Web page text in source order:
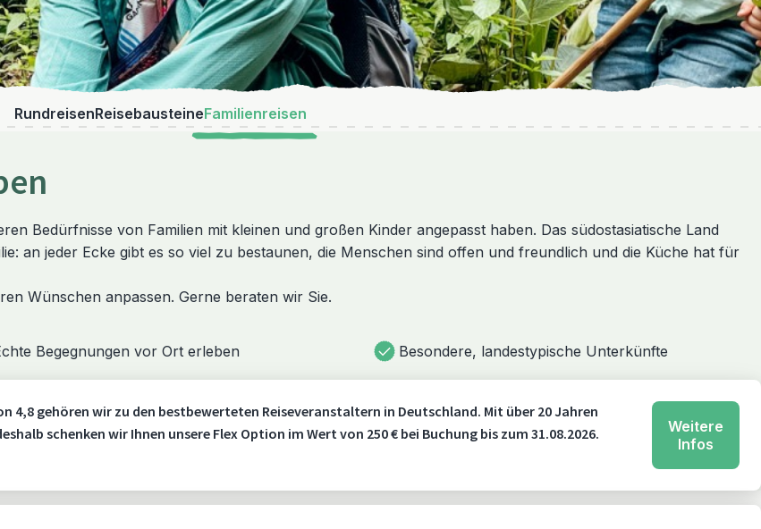
RundreisenReisebausteineFamilienreisen
Bedürfnisse von Familien mit kleinen und großen Kinder angepasst haben. Das südostasiatische Land
an jeder Ecke gibt es so viel zu bestaunen, die Menschen sind offen und freundlich und die Küche hat für
Wünschen anpassen. Gerne beraten wir Sie.
Begegnungen vor Ort erleben Besondere, landestypische Unterkünfte
4,8 gehören wir zu den bestbewerteten Reiseveranstaltern in Deutschland. Mit über 20 Jahren
schenken wir Ihnen unsere Flex Option im Wert von 250 € bei Buchung bis zum 31.08.2026.
Weitere
Infos